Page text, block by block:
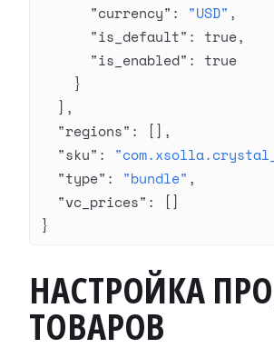
      "currency"
: "USD" ,
      "is_default"
: true,
      "is_enabled"
: true
    }
  ],
  "regions"
: [],
  "sku"
:
  "type"
: "bundle" ,
  "vc_prices"
: []
}
НАСТРОЙКА
ТОВАРОВ